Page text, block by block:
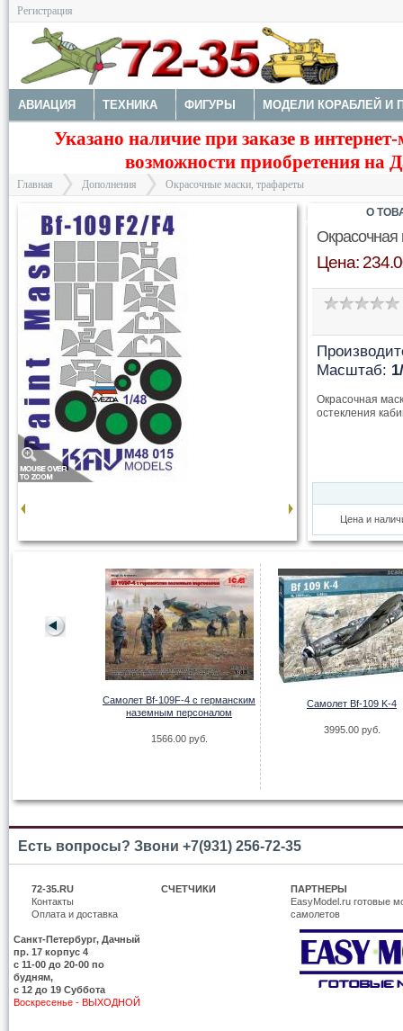
Регистрация
АВИАЦИЯ ТЕХНИКА ФИГУРЫ МОДЕЛИ КОРАБЛЕЙ И
ДОПОЛНЕНИЯ ДЕКАЛИ КОЛЕСА НАБОРЫ
КРАСКИ И ИНСТРУМЕНТЫ
Указано наличие при заказе в
возможности приобретения на
Главная
>
Дополнения
>
Окрасочные маски, трафареты
Окрасочная
Цена:
Масштаб:
Окрасочная
остекления
Цена и
О
Самолет Bf-109F-4 с германским
наземным персоналом
1566.00 руб.
Самолет Bf-109 K-4
3995.00 руб.
Есть вопросы? Звони +7(931) 256-72-35
72-35.RU
Контакты
Оплата и доставка
Санкт-Петербург, Дачный
пр. 17 корпус 4
c 11-00 до 20-00 по
будням,
с 12 до 19 Суббота
Воскресенье - ВЫХОДНОЙ
СЧЕТЧИКИ
ПАРТНЕРЫ
EasyModel.ru готовые
самолетов